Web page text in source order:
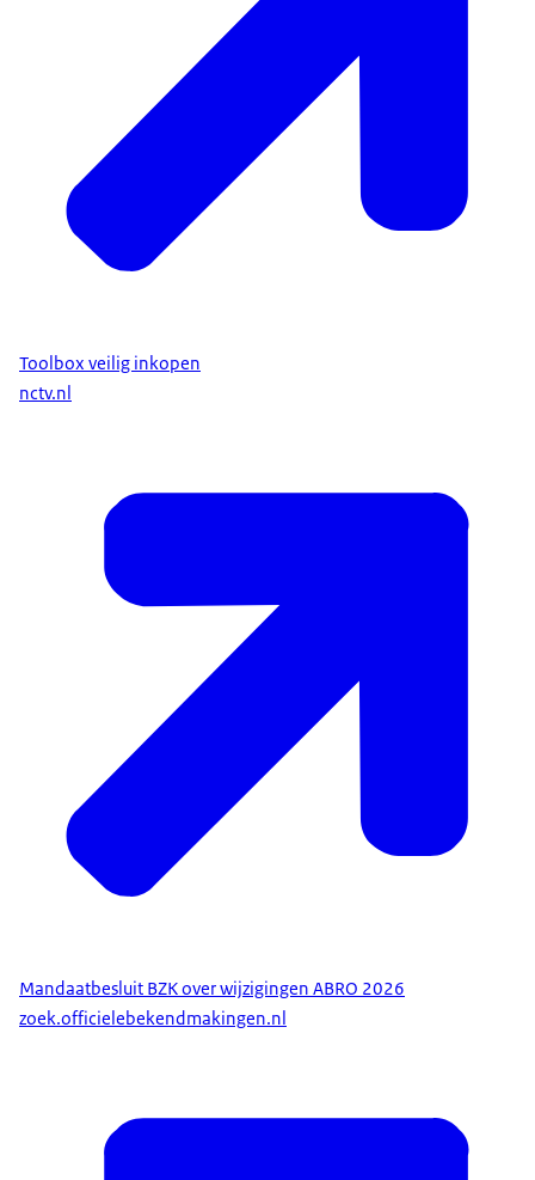
Toolbox veilig inkopen
nctv.nl
Mandaatbesluit BZK over wijzigingen ABRO 2026
zoek.officielebekendmakingen.nl